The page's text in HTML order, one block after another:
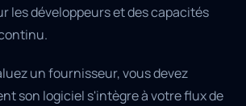
les développeurs et des capacités
un fournisseur, vous devez
son logiciel s'intègre à votre flux de